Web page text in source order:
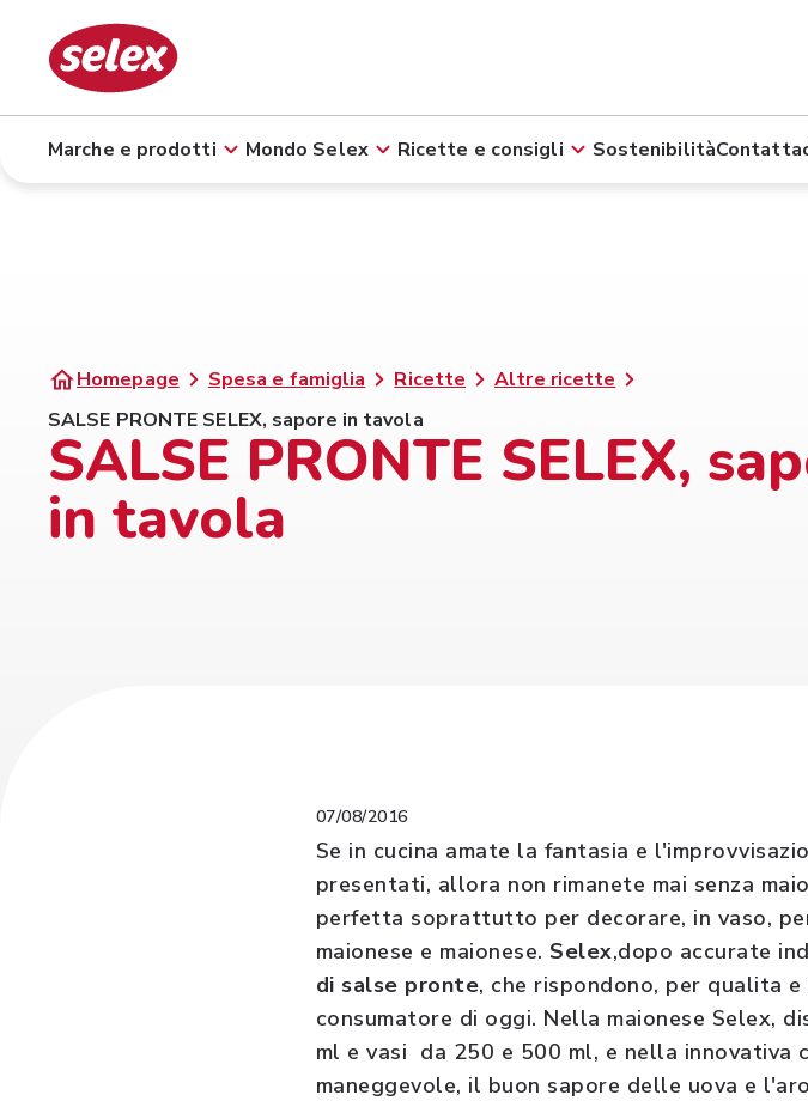
Marche e prodotti Mondo Selex Ricette e consigli Sostenibilità
Homepage Spesa e famiglia Ricette
Altre ricette
SALSE PRONTE SELEX, sapore in tavola
SALSE PRONTE SELEX,
in tavola
07/08/2016
Se in cucina amate la fantasia e
presentati, allora non rimanete mai senza
perfetta soprattutto per decorare, in vaso,
maionese e maionese. Selex,dopo accurate
di salse pronte, che rispondono, per qualita
consumatore di oggi. Nella maionese Selex,
ml e vasi da 250 e 500 ml, e nella innovativa
maneggevole, il buon sapore delle uova e